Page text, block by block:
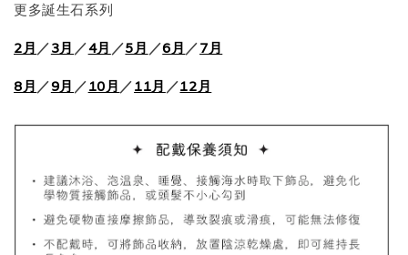
NT$ 399
飾品禮物盒加價購
更多誕生石系列
2月／3月／4月／5月／6月／7月
8月／9月／10月／11月／12月